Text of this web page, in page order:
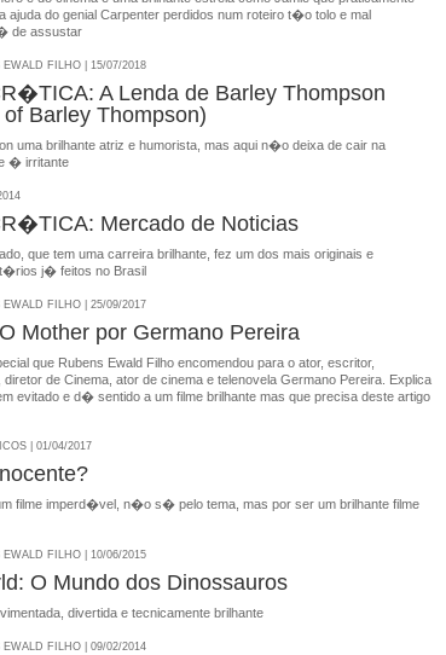
do genial Carpenter perdidos num roteiro t�o tolo e mal
de assustar
FILHO | 15/07/2018
A Lenda de Barley Thompson
Barley Thompson)
uma brilhante atriz e humorista, mas aqui n�o deixa de cair na
� irritante
Mercado de Noticias
que tem uma carreira brilhante, fez um dos mais originais e
j� feitos no Brasil
FILHO | 25/09/2017
Mother por Germano Pereira
que Rubens Ewald Filho encomendou para o ator, escritor,
de Cinema, ator de cinema e telenovela Germano Pereira. Explica
evitado e d� sentido a um filme brilhante mas que precisa deste artigo
| 01/04/2017
filme imperd�vel, n�o s� pelo tema, mas por ser um brilhante filme
FILHO | 10/06/2015
O Mundo dos Dinossauros
divertida e tecnicamente brilhante
FILHO | 09/02/2014